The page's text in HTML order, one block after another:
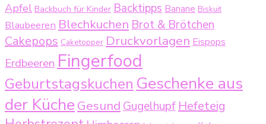
Apfel Backbuch für Kinder Backtipps Banane Biskuit
Blaubeeren Blechkuchen Brot & Brötchen
Cakepops Caketopper Druckvorlagen Eispops
Erdbeeren Fingerfood
Geburtstagskuchen Geschenke aus
der KücheGesund Gugelhupf Hefeteig